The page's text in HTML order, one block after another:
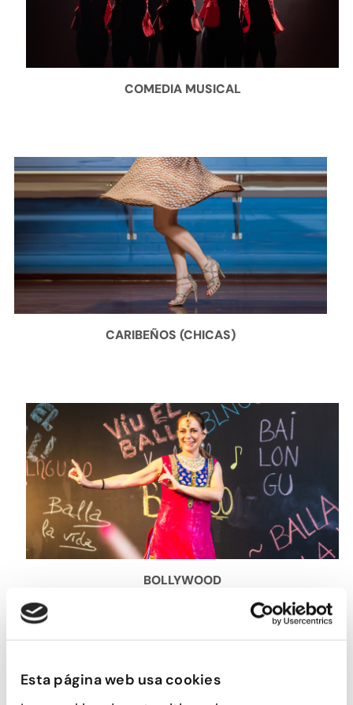
Esta página web usa cookies
COMEDIA MUSICAL
CARIBEÑOS (CHICAS)
BOLLYWOOD